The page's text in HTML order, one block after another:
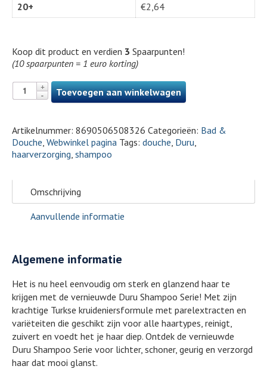
20+
€2,64
Koop dit product en verdien 3 Spaarpunten!
(10 spaarpunten = 1 euro korting)
Toevoegen aan winkelwagen
Artikelnummer: 8690506508326 Categorieën: Bad &
Douche Webwinkel pagina Tags: douche Duru
haarverzorging shampoo
Omschrijving
Aanvullende informatie
Algemene informatie
Het is nu heel eenvoudig om sterk en glanzend haar te
krijgen met de vernieuwde Duru Shampoo Serie! Met zijn
krachtige Turkse kruideniersformule met parelextracten en
variëteiten die geschikt zijn voor alle haartypes, reinigt,
zuivert en voedt het je haar diep. Ontdek de vernieuwde
Duru Shampoo Serie voor lichter, schoner, geurig en verzorgd
haar dat mooi glanst.